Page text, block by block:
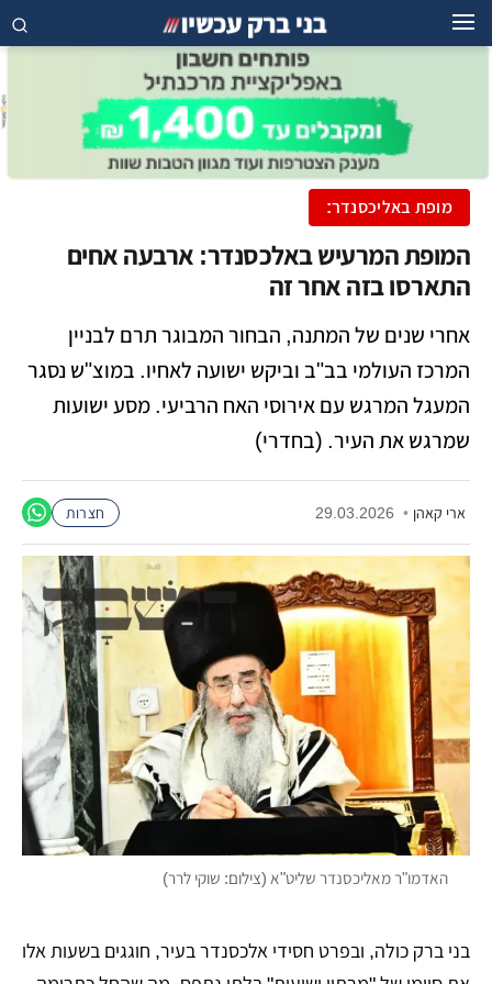
מופת באליכסנדר:
המופת המרעיש באלכסנדר: ארבעה אחים
התארסו בזה אחר זה
אחרי שנים של המתנה, הבחור המבוגר תרם לבניין
המרכז העולמי בב"ב וביקש ישועה לאחיו. במוצ"ש נסגר
המעגל המרגש עם אירוסי האח הרביעי. מסע ישועות
שמרגש את העיר. (בחדרי)
ארי קאהן •
29.03.2026 חצרות
האדמו"ר מאליכסנדר שליט"א (צילום: שוקי לרר)
בני ברק כולה, ובפרט חסידי אלכסנדר בעיר, חוגגים בשעות אלו